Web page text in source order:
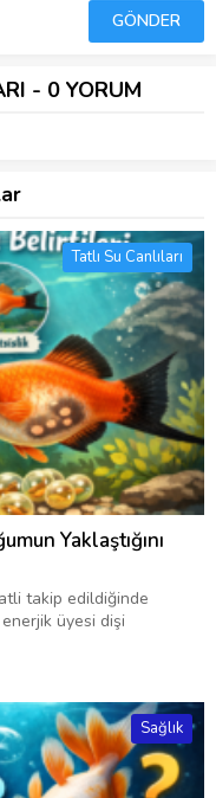
- 0 YORUM
Tatlı Su Canlıları
Yaklaştığını
takip edildiğinde
üyesi dişi
Sağlık